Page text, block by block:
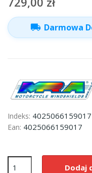
local_shipping Darmowa
Indeks: 4025066159017
Ean: 4025066159017
Dodaj